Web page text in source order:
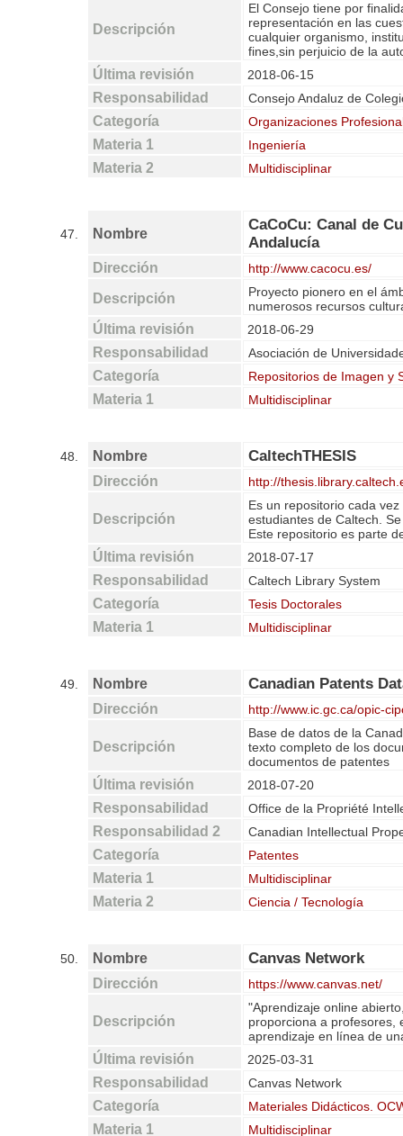
Descripción
El Consejo tiene por
representación en las
cualquier organismo,
fines,sin perjuicio de la
Última revisión 2018-06-15
Responsabilidad Consejo Andaluz de
Categoría Organizaciones
Materia 1 Ingeniería
Materia 2 Multidisciplinar
47. Nombre
CaCoCu: Canal de
Andalucía
Dirección http://www.cacocu.es/
Descripción
Proyecto pionero en el
numerosos recursos
Última revisión 2018-06-29
Responsabilidad Asociación de
Categoría Repositorios de Imagen y
Materia 1 Multidisciplinar
48. Nombre CaltechTHESIS
Dirección http://
Descripción
Es un repositorio cada
estudiantes de Caltech.
Este repositorio es parte
Última revisión 2018-07-17
Responsabilidad Caltech Library System
Categoría Tesis Doctorales
Materia 1 Multidisciplinar
49. Nombre Canadian Patents
Dirección http://www.ic.gc.ca/opic-
Descripción
Base de datos de la
texto completo de los
documentos de patentes
Última revisión 2018-07-20
Responsabilidad Office de la Propriété
Responsabilidad 2 Canadian Intellectual
Categoría Patentes
Materia 1 Multidisciplinar
Materia 2 Ciencia / Tecnología
50. Nombre Canvas Network
Dirección https://www.canvas.net/
Descripción
"Aprendizaje online
proporciona a profesores,
aprendizaje en línea de
Última revisión 2025-03-31
Responsabilidad Canvas Network
Categoría Materiales Didácticos.
Materia 1 Multidisciplinar